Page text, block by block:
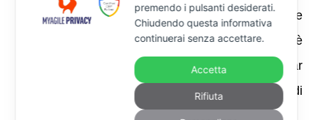
proposta inammissibile. Sebbene tale
decisione riguardi il concordato minore, è
rilevante perché rafforza il principio della par
condicio creditorum anche nelle procedure di
sovraindebitamento.
premendo i pulsanti desiderati.
Chiudendo questa informativa
continuerai senza accettare.
Accetta
Rifiuta